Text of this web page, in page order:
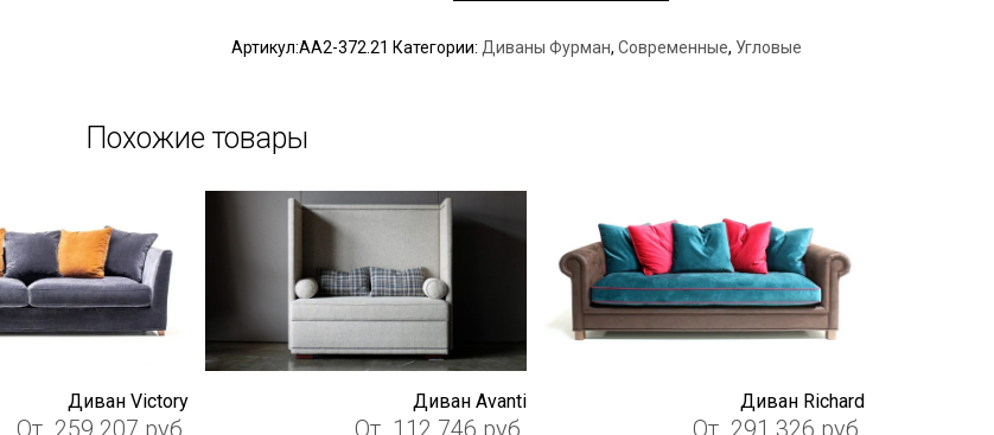
Артикул:АА2-372.21 Категории: Диваны Фурман,Современные, Угловые
Похожие товары
Диван Victory Диван Avanti Диван Richard